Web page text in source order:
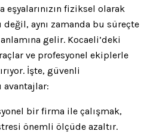
eşyalarınızın fiziksel olarak
aynı zamanda bu süreçte
gelir. Kocaeli’deki
ve profesyonel ekiplerle
İşte, güvenli
avantajlar:
bir firma ile çalışmak,
önemli ölçüde azaltır.